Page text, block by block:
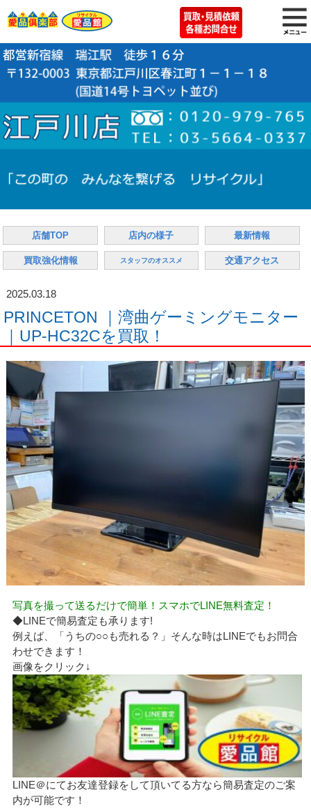
店舗TOP 店内の様子 最新情報
買取強化情報 スタッフのオススメ 交通アクセス
2025.03.18
PRINCETON ｜湾曲ゲーミングモニター
｜UP-HC32Cを買取！
写真を撮って送るだけで簡単！スマホでLINE無料査定！
◆LINEで簡易査定も承ります!
例えば、「うちの○○も売れる？」そんな時はLINEでもお問合
わせできます！
画像をクリック↓
LINE＠にてお友達登録をして頂いてる方なら簡易査定のご案
内が可能です！